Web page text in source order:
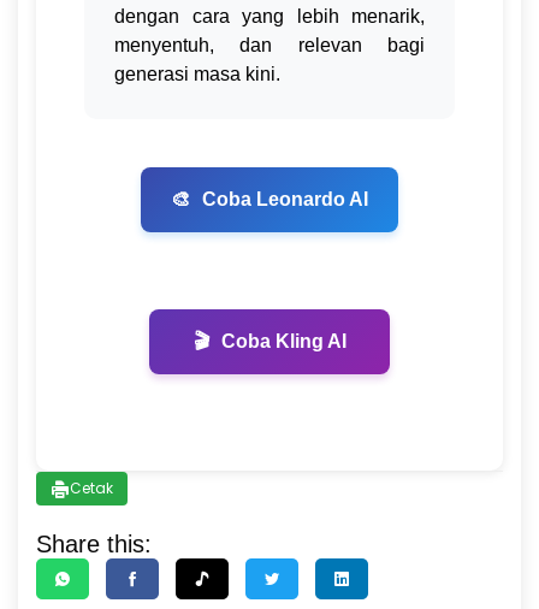
dengan cara yang lebih menarik,
menyentuh, dan relevan bagi
generasi masa kini.
🎨 Coba Leonardo AI
🎬 Coba Kling AI
Cetak
Share this: